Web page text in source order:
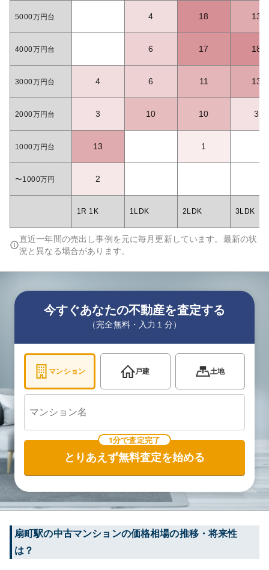
5000万円台 4 18 13
4000万円台 6 17 18
3000万円台 4 6 11 13
2000万円台 3 10 10 3
1000万円台 13 1
〜1000万円 2
1R 1K 1LDK 2LDK 3LDK
直近一年間の売出し事例を元に毎月更新しています。最新の状
況と異なる場合があります。
今すぐあなたの不動産を査定する
（完全無料・入力１分）
マンション 戸建 土地
1分で査定完了
とりあえず無料査定を始める
扇町駅の中古マンションの価格相場の推移・将来性
は？